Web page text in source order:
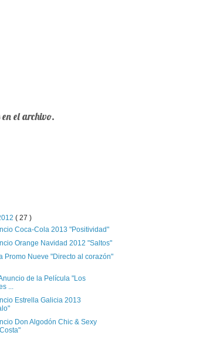
en el archivo.
( 27 )
Coca-Cola 2013 "Positividad"
Orange Navidad 2012 "Saltos"
Promo Nueve "Directo al corazón"
de la Película "Los
...
Estrella Galicia 2013
Don Algodón Chic & Sexy